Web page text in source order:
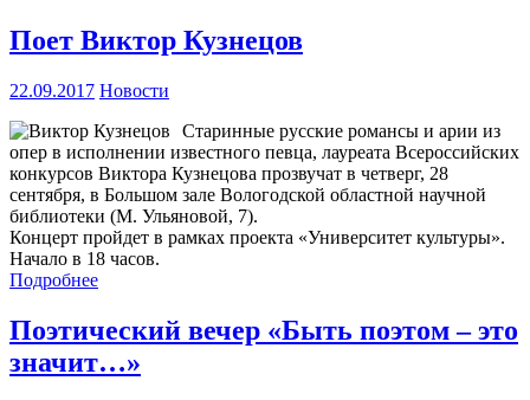
Поет Виктор Кузнецов
22.09.2017 Новости
Старинные русские романсы и арии из
опер в исполнении известного певца, лауреата Всероссийских
конкурсов Виктора Кузнецова прозвучат в четверг, 28
сентября, в Большом зале Вологодской областной научной
библиотеки (М. Ульяновой, 7).
Концерт пройдет в рамках проекта «Университет культуры».
Начало в 18 часов.
Подробнее
Поэтический вечер «Быть поэтом – это
значит…»